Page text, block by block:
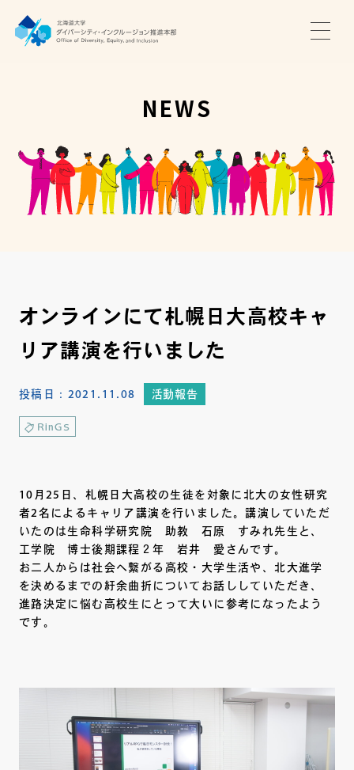
推進本部について
アクセス・お問い合わせ
NEWS
オンラインにて札幌日大高校キャ
リア講演を行いました
投稿日： 2021.11.08 活動報告
RinGS
10月25日、札幌日大高校の生徒を対象に北大の女性研究
者2名によるキャリア講演を行いました。講演していただ
いたのは生命科学研究院 助教 石原 すみれ先生と、
工学院 博士後期課程２年 岩井 愛さんです。
お二人からは社会へ繋がる高校・大学生活や、北大進学
を決めるまでの紆余曲折についてお話ししていただき、
進路決定に悩む高校生にとって大いに参考になったよう
です。